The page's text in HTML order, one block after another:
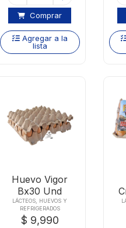
Comprar
Agregar a la
lista
Huevo Vigor
Bx30 Und
LÁCTEOS, HUEVOS Y
REFRIGERADOS
$ 9,990